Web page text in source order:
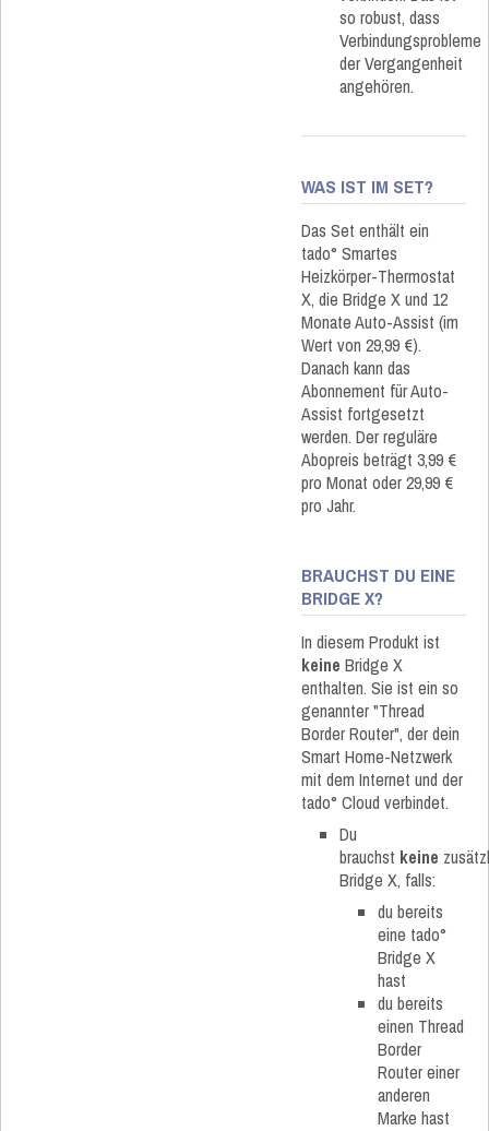
so robust, dass
Verbindungsprobleme
der Vergangenheit
angehören.
WAS IST IM SET?
Das Set enthält ein
tado° Smartes
Heizkörper-Thermostat
X, die Bridge X und 12
Monate Auto-Assist (im
Wert von 29,99 €).
Danach kann das
Abonnement für Auto-
Assist fortgesetzt
werden. Der reguläre
Abopreis beträgt 3,99 €
pro Monat oder 29,99 €
pro Jahr.
BRAUCHST DU EINE
BRIDGE X?
In diesem Produkt ist
keine Bridge X
enthalten. Sie ist ein so
genannter "Thread
Border Router", der dein
Smart Home-Netzwerk
mit dem Internet und der
tado° Cloud verbindet.
Du
brauchst keine
Bridge X, falls:
du bereits
eine tado°
Bridge X
hast
du bereits
einen Thread
Border
Router einer
anderen
Marke hast